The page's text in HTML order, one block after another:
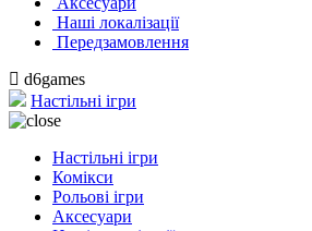
Наші локалізації
Передзамовлення
d6games
Настільні ігри
Настільні ігри
Комікси
Рольові ігри
Аксесуари